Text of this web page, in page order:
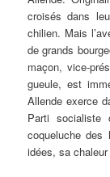
croisés dans
chilien. Mais
de grands
maçon, vice-
gueule, est
Allende exerce
Parti
coqueluche des
idées, sa